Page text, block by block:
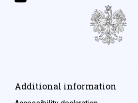
Additional information